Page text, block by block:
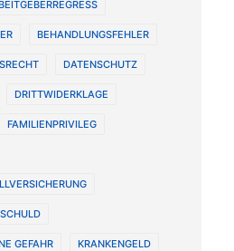
BEHANDLUNGSFEHLER
DATENSCHUTZ
DRITTWIDERKLAGE
FAMILIENPRIVILEG
GEFAHR KRANKENGELD